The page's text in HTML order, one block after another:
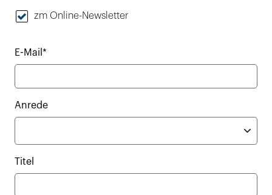
zm Online-Newsletter
E-Mail*
Anrede
Titel